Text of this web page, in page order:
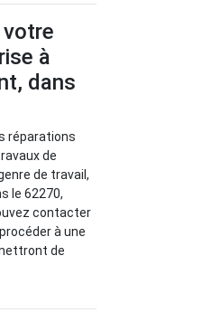
votre
à
dans
réparations
de
de travail,
le 62270,
contacter
à une
de